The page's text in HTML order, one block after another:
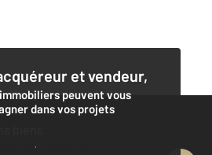
et vendeur,
peuvent vous
dans vos projets
l'agence
biens